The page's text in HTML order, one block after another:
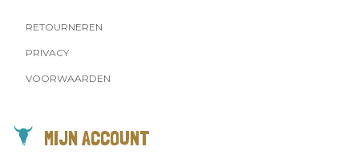
RETOURNEREN
PRIVACY
VOORWAARDEN
MIJN ACCOUNT